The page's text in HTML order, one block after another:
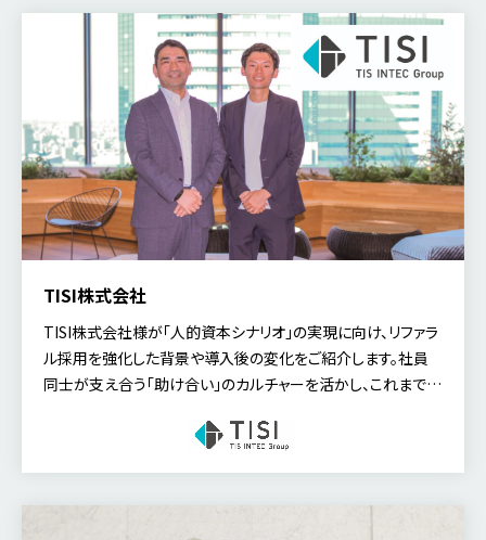
TISI株式会社
TISI株式会社様が「人的資本シナリオ」の実現に向け、リファラ
ル採用を強化した背景や導入後の変化をご紹介します。社員
同士が支え合う「助け合い」のカルチャーを活かし、これまで応
仕組み化し、事業変革を支える採用基盤へと発展させようとし